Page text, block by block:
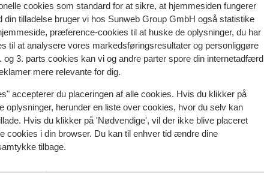
cookies som standard for at sikre, at hjemmesiden fungerer
din tilladelse bruger vi hos Sunweb Group GmbH også statistike
præference-cookies til at huske de oplysninger, du har
til at analysere vores markedsføringsresultater og personliggøre
og 3. parts cookies kan vi og andre parter spore din internetadfærd
mere relevante for dig.
accepterer du placeringen af alle cookies. Hvis du klikker på
oplysninger, herunder en liste over cookies, hvor du selv kan
Hvis du klikker på 'Nødvendige', vil der ikke blive placeret
cookies i din browser. Du kan til enhver tid ændre dine
tilbage.
i øjeblikket.
til centrum: ca. 180 meter